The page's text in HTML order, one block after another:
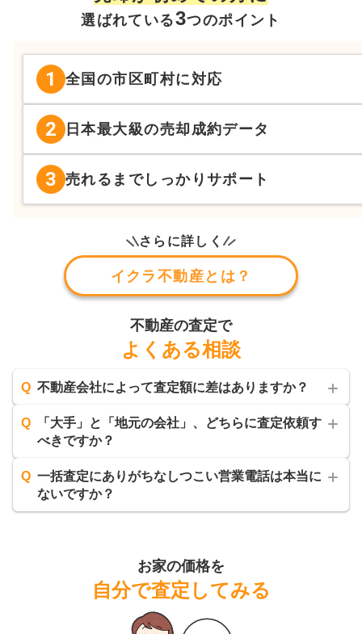
選ばれている3つのポイント
1 全国の市区町村に対応
2 日本最大級の売却成約データ
3 売れるまでしっかりサポート
さらに詳しく
イクラ不動産とは？
不動産の査定で
よくある相談
Q 不動産会社によって査定額に差はありますか？
Q
「大手」と「地元の会社」、どちらに査定依頼す
べきですか？
Q 一括査定にありがちなしつこい営業電話は本当に
ないですか？
お家の価格を
自分で査定してみる